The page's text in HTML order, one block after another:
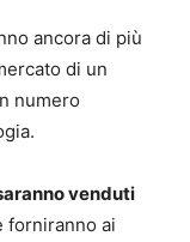
ancora di più
di un
numero
venduti
forniranno ai